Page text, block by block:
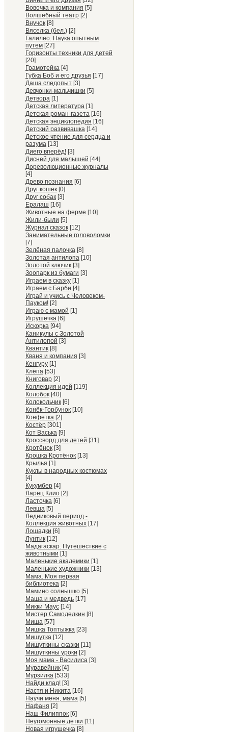
Вовочка и компания [5]
Волшебный театр [2]
Внучок [8]
Вяселка (бел.) [2]
Галилео. Наука опытным
путем [27]
Горизонты техники для детей
[20]
Грамотейка [4]
Губка Боб и его друзья [17]
Даша следопыт [3]
Девчонки-мальчишки [5]
Детвора [1]
Детская литература [1]
Детская роман-газета [16]
Детская энциклопедия [16]
Детский развивашка [14]
Детское чтение для сердца и
разума [13]
Диего вперёд! [3]
Дисней для малышей [44]
Дореволюционные журналы
[4]
Древо познания [6]
Друг кошек [0]
Друг собак [3]
Ералаш [16]
Животные на ферме [10]
Жили-были [5]
Журнал сказок [12]
Занимательные головоломки
[7]
Зелёная палочка [8]
Золотая антилопа [10]
Золотой ключик [3]
Зоопарк из бумаги [3]
Играем в сказку [1]
Играем с Барби [4]
Играй и учись с Человеком-
Пауком! [2]
Играю с мамой [1]
Игрушечка [6]
Искорка [94]
Каникулы с Золотой
Антилопой [3]
Квантик [8]
Кваня и компания [3]
Кенгуру [1]
Клёпа [53]
Книговар [2]
Коллекция идей [119]
Колобок [40]
Колокольчик [6]
Конёк-Горбунок [10]
Конфетка [2]
Костёр [301]
Кот Васька [9]
Кроссворд для детей [31]
Кротёнок [3]
Крошка Кротёнок [13]
Крылья [1]
Куклы в народных костюмах
[4]
Кукумбер [4]
Ларец Клио [2]
Ласточка [6]
Левша [5]
Ледниковый период -
Коллекция животных [17]
Лошадки [6]
Лунтик [12]
Мадагаскар. Путешествие с
животными [1]
Маленькие академики [1]
Маленькие художники [13]
Мама. Моя первая
библиотека [2]
Мамино солнышко [5]
Маша и медведь [17]
Микки Маус [14]
Мистер Самоделкин [8]
Миша [57]
Мишка Топтыжка [23]
Мишутка [12]
Мишуткины сказки [11]
Мишуткины уроки [2]
Моя мама - Василиса [3]
Муравейник [4]
Мурзилка [533]
Найди клад! [3]
Настя и Никита [16]
Научи меня, мама [5]
Нафаня [2]
Наш Филиппок [6]
Неугомонные детки [11]
Новая игрушечка [8]